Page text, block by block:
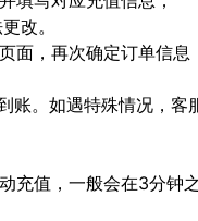
改。
面，再次确定订单信息
账。如遇特殊情况，
充值，一般会在3分